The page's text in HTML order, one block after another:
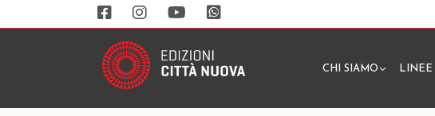
CHI SIAMO LINEE